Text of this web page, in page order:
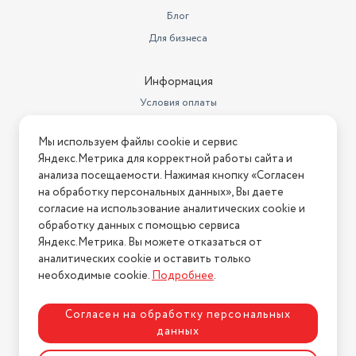
Блог
Для бизнеса
Информация
Условия оплаты
Условия возврата
Нашли ошибку на сайте? Напишите нам
2026 © Интернет-магазин "АстМаркет". У нас есть всё!
Политика конфиденциальности
Мы используем файлы cookie и сервис
Яндекс.Метрика для корректной работы сайта и
анализа посещаемости. Нажимая кнопку «Согласен
на обработку персональных данных», Вы даете
согласие на использование аналитических cookie и
обработку данных с помощью сервиса
Яндекс.Метрика. Вы можете отказаться от
аналитических cookie и оставить только
необходимые cookie.Подробнее.
Согласен на обработку персональных
данных